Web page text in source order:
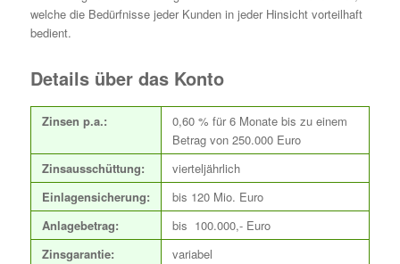
welche die Bedürfnisse jeder Kunden in jeder Hinsicht vorteilhaft
bedient.
Details über das Konto
Zinsen p.a.:
0,60 % für 6 Monate bis zu einem
Betrag von 250.000 Euro
Zinsausschüttung:
vierteljährlich
Einlagensicherung:
bis 120 Mio. Euro
Anlagebetrag:
bis 100.000,- Euro
Zinsgarantie:
variabel